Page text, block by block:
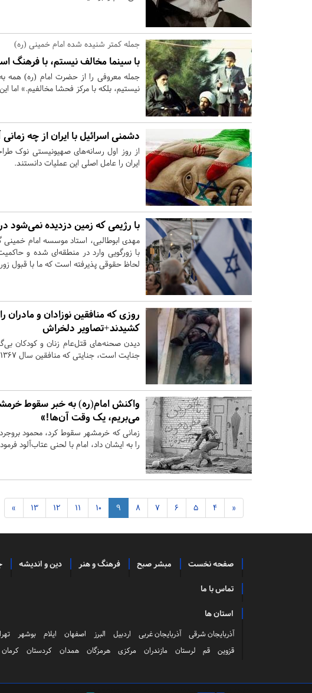
جمله‌ کمتر شنیده شده امام خمینی (ره)
با سینما مخالف نیستم، با فرهنگ
جمله معروفی را از حضرت امام (ره)‌ همه
نیستیم، بلکه با مرکز فحشا مخالفیم.» اما
دشمنی اسرائیل با ایران از چه
از روز اول رسانه‌های صهیونیستی نوک
ایران را عامل اصلی این عملیات دانستند.
با رژیمی که زمین دزدیده نمی‌شود
مهدی ابوطالبی، استاد موسسه امام
با زورگویی وارد در منطقه‌ای شده و
لحاظ حقوقی پذیرفته است که ما با قبول
روزی که منافقین نوزادان و
کشیدند+تصاویر دلخراش
دیدن صحنه‌های قتل‌عام زنان و کودکان
جنایت است، جنایتی که منافقین سال ۱۳۶۷ در بیمارستان امام خمینی(ره) اسلام‌آباد غرب مرتکب شدند.
واکنش امام(ره) به خبر سقوط
می‌بریم، یک وقت آن‌‌ها!»
زمانی که خرمشهر سقوط کرد، محمود
را به ایشان داد، امام با لحنی
«
4
5
6
7
8
9
10
11
12
13
»
صفحه نخست مبشر صبح فرهنگ و هنر دین و اندیشه
تماس با ما
استان ها
آذربایجان شرقی آذربایجان غربی اردبیل البرز اصفهان ایلام بوشهر
قزوین
قم لرستان مازندران مرکزی هرمزگان همدان کردستان کرمان